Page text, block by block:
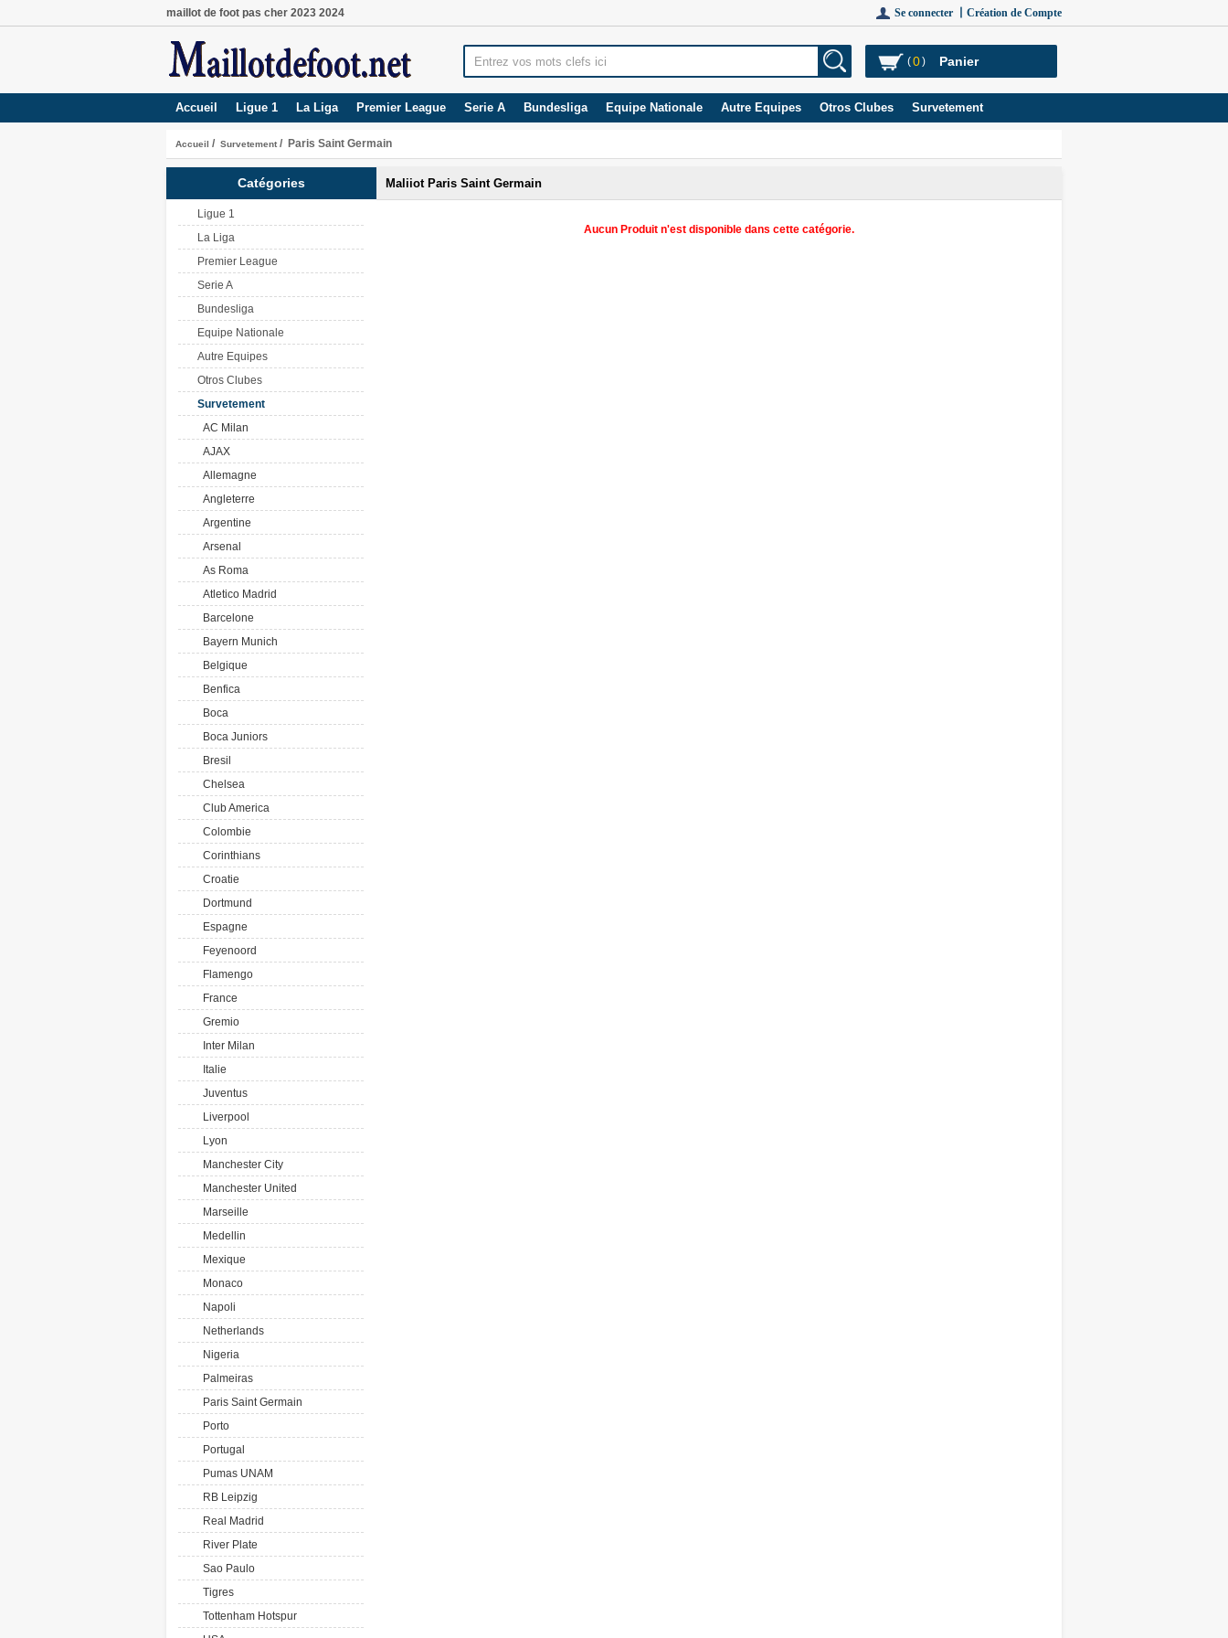
maillot de foot pas cher 2023 2024 Se connecter 丨 Création de Compte
(0) Panier
Accueil Ligue 1 La Liga Premier League Serie A Bundesliga Equipe Nationale Autre Equipes Otros Clubes Survetement
Accueil / Survetement/ Paris Saint Germain
Catégories
Ligue 1
La Liga
Premier League
Serie A
Bundesliga
Equipe Nationale
Autre Equipes
Otros Clubes
Survetement
AC Milan
AJAX
Allemagne
Angleterre
Argentine
Arsenal
As Roma
Atletico Madrid
Barcelone
Bayern Munich
Belgique
Benfica
Boca
Boca Juniors
Bresil
Chelsea
Club America
Colombie
Corinthians
Croatie
Dortmund
Espagne
Feyenoord
Flamengo
France
Gremio
Inter Milan
Italie
Juventus
Liverpool
Lyon
Manchester City
Manchester United
Marseille
Medellin
Mexique
Monaco
Napoli
Netherlands
Nigeria
Palmeiras
Paris Saint Germain
Porto
Portugal
Pumas UNAM
RB Leipzig
Real Madrid
River Plate
Sao Paulo
Tigres
Tottenham Hotspur
Maliiot Paris Saint Germain
Aucun Produit n'est disponible dans cette catégorie.